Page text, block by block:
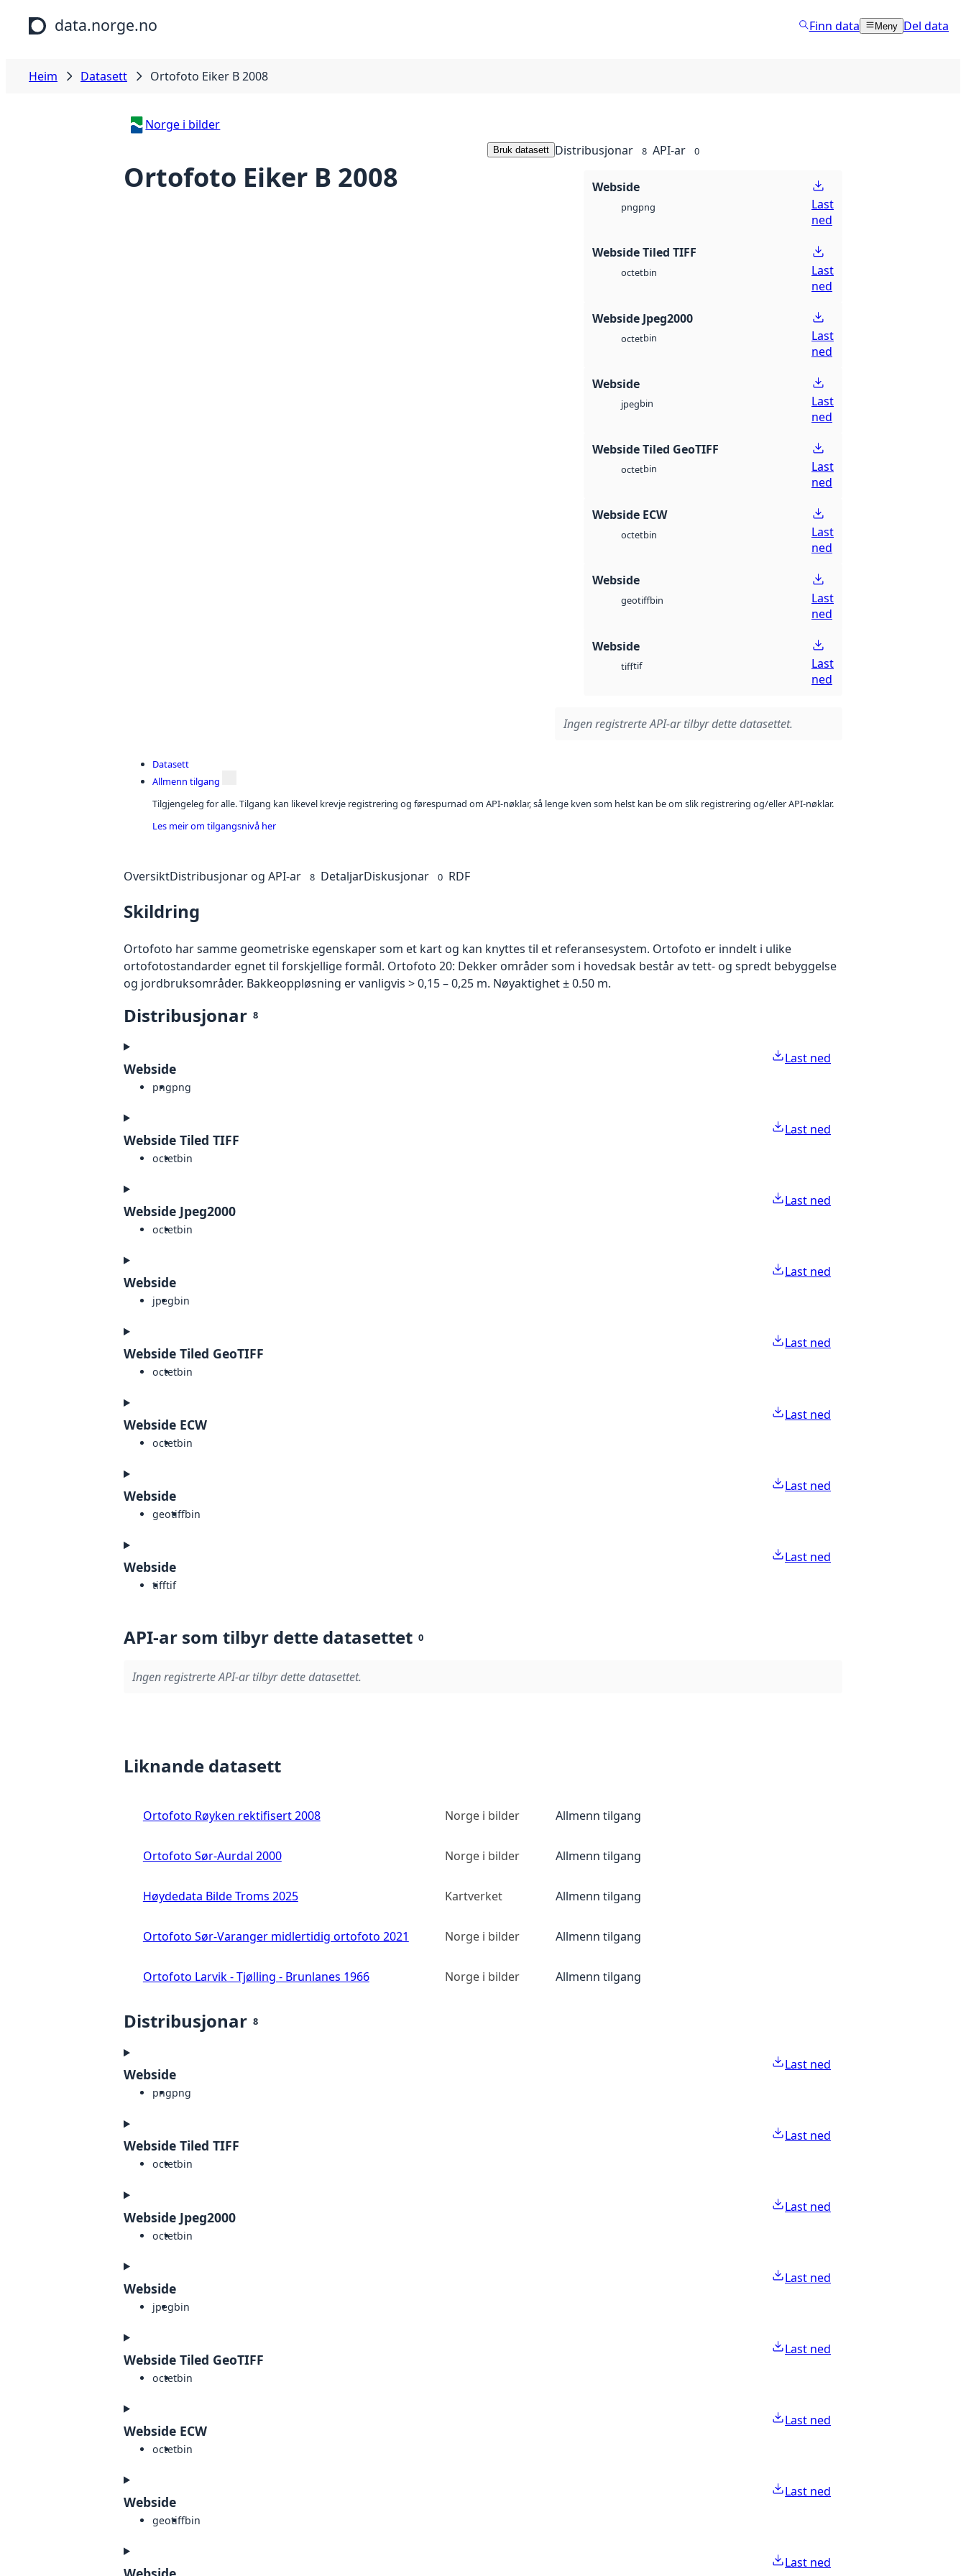
Hopp til hovudinnhald
data.norge.no Finn data Meny Del data
Heim Datasett Ortofoto Eiker B 2008
Norge i bilder
Ortofoto Eiker B 2008
Bruk datasett Distribusjonar 8 API-ar 0
Webside
pngpng
Last
ned
Webside Tiled TIFF
octetbin
Last
ned
Webside Jpeg2000
octetbin
Last
ned
Webside
jpegbin
Last
ned
Webside Tiled GeoTIFF
octetbin
Last
ned
Webside ECW
octetbin
Last
ned
Webside
geotiffbin
Last
ned
Webside
tifftif
Last
ned
Ingen registrerte API-ar tilbyr dette datasettet.
Datasett
Allmenn tilgang
Tilgjengeleg for alle. Tilgang kan likevel krevje registrering og førespurnad om API-nøklar, så lenge kven som helst kan be om slik registrering og/eller API-nøklar.
Les meir om tilgangsnivå her
OversiktDistribusjonar og API-ar 8 DetaljarDiskusjonar 0 RDF
Skildring
Ortofoto har samme geometriske egenskaper som et kart og kan knyttes til et referansesystem. Ortofoto er inndelt i ulike
ortofotostandarder egnet til forskjellige formål. Ortofoto 20: Dekker områder som i hovedsak består av tett- og spredt bebyggelse
og jordbruksområder. Bakkeoppløsning er vanligvis > 0,15 – 0,25 m. Nøyaktighet ± 0.50 m.
Distribusjonar 8
Webside
pngpng
Last ned
Webside Tiled TIFF
octetbin
Last ned
Webside Jpeg2000
octetbin
Last ned
Webside
jpegbin
Last ned
Webside Tiled GeoTIFF
octetbin
Last ned
Webside ECW
octetbin
Last ned
Webside
geotiffbin
Last ned
Webside
tifftif
Last ned
API-ar som tilbyr dette datasettet 0
Ingen registrerte API-ar tilbyr dette datasettet.
Liknande datasett
Ortofoto Røyken rektifisert 2008 Norge i bilder Allmenn tilgang
Ortofoto Sør-Aurdal 2000 Norge i bilder Allmenn tilgang
Høydedata Bilde Troms 2025 Kartverket Allmenn tilgang
Ortofoto Sør-Varanger midlertidig ortofoto 2021 Norge i bilder Allmenn tilgang
Ortofoto Larvik - Tjølling - Brunlanes 1966 Norge i bilder Allmenn tilgang
Distribusjonar 8
Webside
pngpng
Last ned
Webside Tiled TIFF
octetbin
Last ned
Webside Jpeg2000
octetbin
Last ned
Webside
jpegbin
Last ned
Webside Tiled GeoTIFF
octetbin
Last ned
Webside ECW
octetbin
Last ned
Webside
geotiffbin
Last ned
Last ned